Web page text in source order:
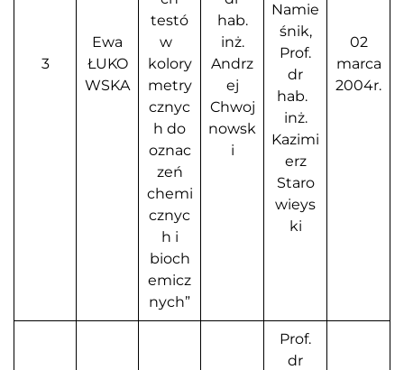
3
Ewa
ŁUKO
WSKA
testó
w
kolory
metry
cznyc
h do
oznac
zeń
chemi
cznyc
h i
bioch
emicz
nych”
hab.
inż.
Andrz
ej
Chwoj
nowsk
i
Namie
śnik,
Prof.
dr
hab.
inż.
Kazimi
erz
Staro
wieys
ki
02
marca
2004r.
Prof.
dr